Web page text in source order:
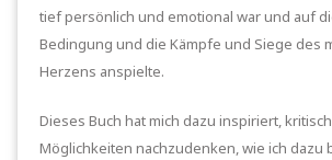
tief persönlich und emotional war und auf
Bedingung und die Kämpfe und Siege des
Herzens anspielte.
Dieses Buch hat mich dazu inspiriert,
Möglichkeiten nachzudenken, wie ich dazu